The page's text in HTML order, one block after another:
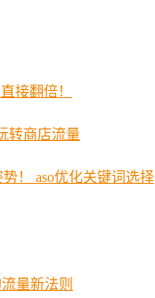
接翻倍！
转商店流量
！ aso优化关键词选择
量新法则